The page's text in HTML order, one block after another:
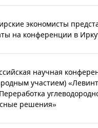
экономисты
на конференции в
научная
участием)
решения»